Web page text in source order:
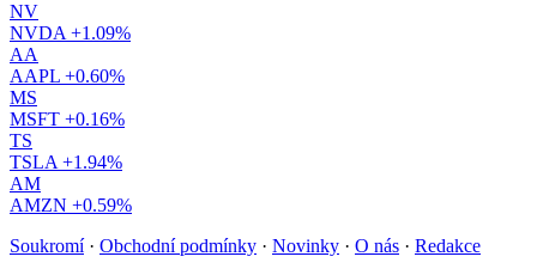
NV
NVDA +1.09%
AA
AAPL +0.60%
MS
MSFT +0.16%
TS
TSLA +1.94%
AM
AMZN +0.59%
Soukromí · Obchodní podmínky · Novinky · O nás · Redakce